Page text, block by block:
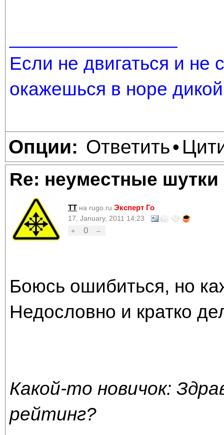
Если не двигаться и не
окажешься в норе
Опции: Ответить•
Re: неуместные шутки
TT на rugo.ru Эксперт Го
17, January, 2011 14:23
+
0 –
Боюсь ошибиться, но
Недословно и кратко
Какой-то новичок:
рейтинг?